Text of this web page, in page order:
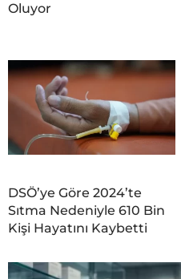
Oluyor
DSÖ’ye Göre 2024’te
Sıtma Nedeniyle 610 Bin
Kişi Hayatını Kaybetti